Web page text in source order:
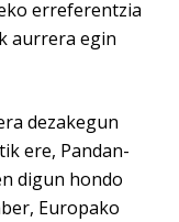
erreferentzia
aurrera egin
dezakegun
ere, Pandan-
digun hondo
Europako